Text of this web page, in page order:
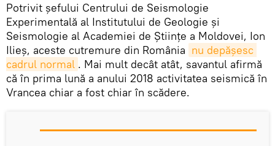
Potrivit șefului Centrului de Seismologie
Experimentală al Institutului de Geologie și
Seismologie al Academiei de Științe a Moldovei, Ion
Ilieș, aceste cutremure din România nu depășesc
cadrul normal . Mai mult decât atât, savantul afirmă
că în prima lună a anului 2018 activitatea seismică în
Vrancea chiar a fost chiar în scădere.